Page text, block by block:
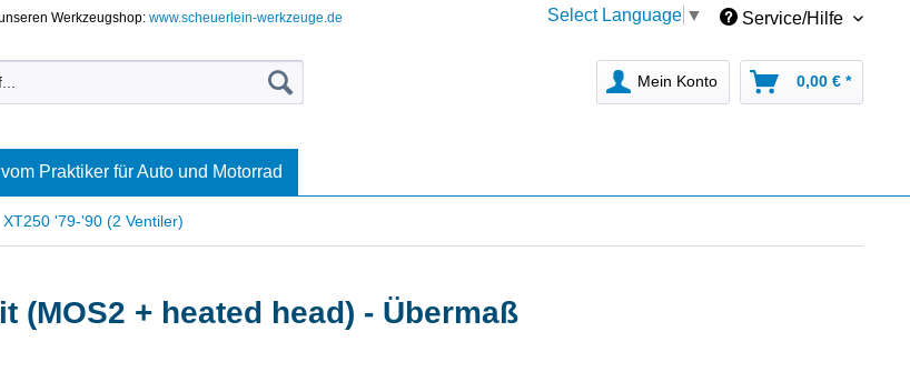
Werkzeugshop:www.scheuerlein-werkzeuge.de Select Language ▼ Service/Hilfe
Mein Konto 0,00 € *
Praktiker für Auto und Motorrad
XT250 '79-'90 (2 Ventiler)
(MOS2 + heated head) - Übermaß